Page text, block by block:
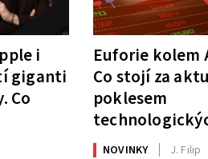
i
giganti
Co
Euforie kolem
Co stojí za
poklesem
NOVINKY J. Filip